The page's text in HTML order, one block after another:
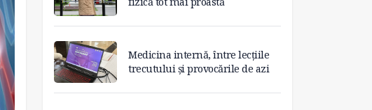
Medicina internă, între lecțiile
trecutului și provocările de azi